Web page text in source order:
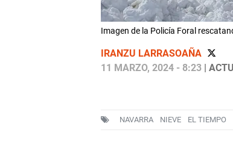
Imagen de la Policía Foral
IRANZU LARRASOAÑA
11 MARZO, 2024 - 8:23|
NAVARRA NIEVE EL TIEMPO